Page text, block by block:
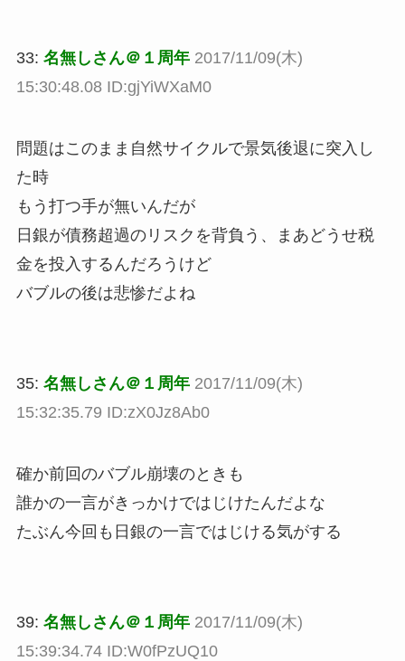
33: 名無しさん＠１周年 2017/11/09(木)
15:30:48.08 ID:gjYiWXaM0
問題はこのまま自然サイクルで景気後退に突入し
た時
もう打つ手が無いんだが
日銀が債務超過のリスクを背負う、まあどうせ税
金を投入するんだろうけど
バブルの後は悲惨だよね
35: 名無しさん＠１周年 2017/11/09(木)
15:32:35.79 ID:zX0Jz8Ab0
確か前回のバブル崩壊のときも
誰かの一言がきっかけではじけたんだよな
たぶん今回も日銀の一言ではじける気がする
39: 名無しさん＠１周年 2017/11/09(木)
15:39:34.74 ID:W0fPzUQ10